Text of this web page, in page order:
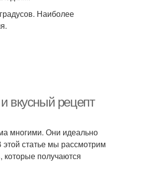
Наиболее
вкусный рецепт
многими. Они идеально
этой статье мы рассмотрим
которые получаются